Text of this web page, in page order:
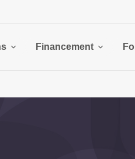
Financement